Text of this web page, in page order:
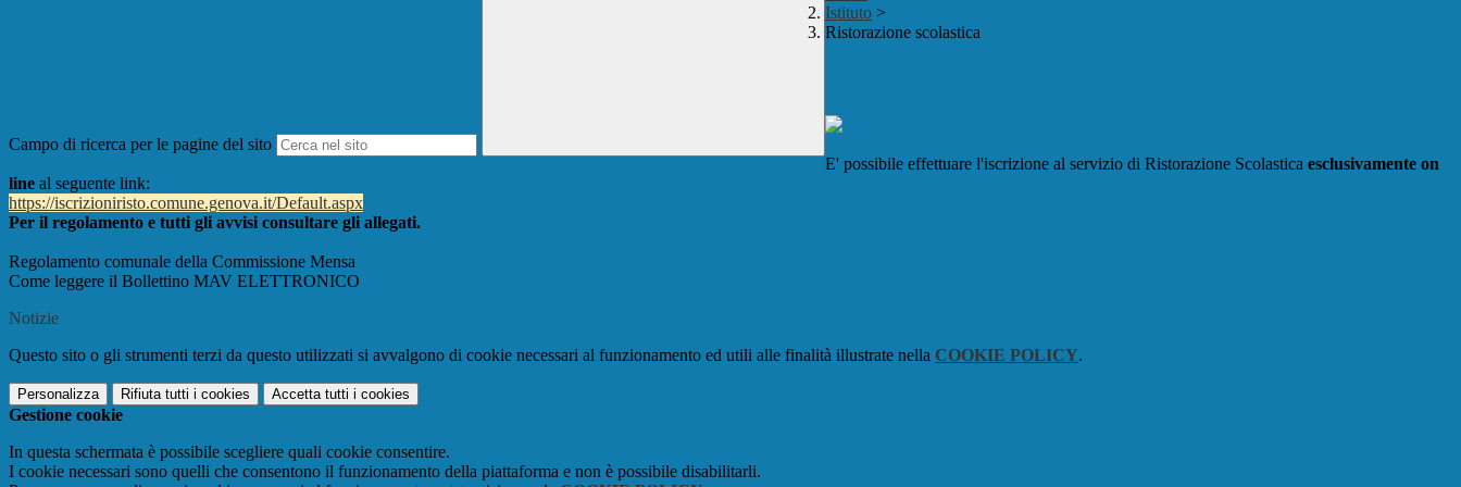
Campo di ricerca per le pagine del sito
Istituto >
Ristorazione scolastica
E' possibile effettuare l'iscrizione al servizio di Ristorazione Scolastica esclusivamente on
line al seguente link:
https://iscrizioniristo.comune.genova.it/Default.aspx
Per il regolamento e tutti gli avvisi consultare gli allegati.
Regolamento comunale della Commissione Mensa
Come leggere il Bollettino MAV ELETTRONICO
Notizie
Questo sito o gli strumenti terzi da questo utilizzati si avvalgono di cookie necessari al funzionamento ed utili alle finalità illustrate nella COOKIE POLICY.
Personalizza Rifiuta tutti i cookies Accetta tutti i cookies
Gestione cookie
In questa schermata è possibile scegliere quali cookie consentire.
I cookie necessari sono quelli che consentono il funzionamento della piattaforma e non è possibile disabilitarli.